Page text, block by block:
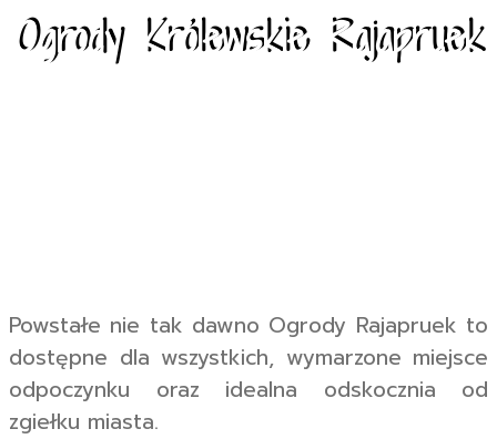
Ogrody Królewskie Rajapruek
Powstałe nie tak dawno Ogrody Rajapruek to
dostępne dla wszystkich, wymarzone miejsce
odpoczynku oraz idealna odskocznia od
zgiełku miasta.